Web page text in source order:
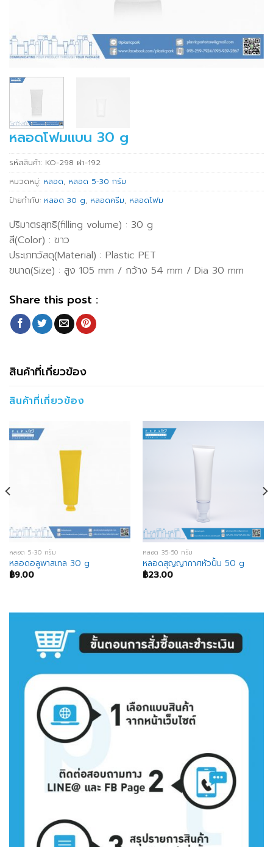
หลอดโฟมแบน 30 g
รหัสสินค้า: KO-298 ฝา-192
หมวดหมู่: หลอด, หลอด 5-30 กรัม
ป้ายกำกับ: หลอด 30 g, หลอดครีม, หลอดโฟม
ปริมาตรสุทธิ(filling volume) : 30 g
สี(Color) : ขาว
ประเภทวัสดุ(Material) : Plastic PET
ขนาด(Size) : สูง 105 mm / กว้าง 54 mm / Dia 30 mm
Share this post :
สินค้าที่เกี่ยวข้อง
สินค้าที่เกี่ยวข้อง
หลอด 5-30 กรัม
หลอดอลูพาสเทล 30 g
฿9.00
หลอด 35-50 กรัม
หลอดสุญญากาศหัวปั้ม 50 g
฿23.00